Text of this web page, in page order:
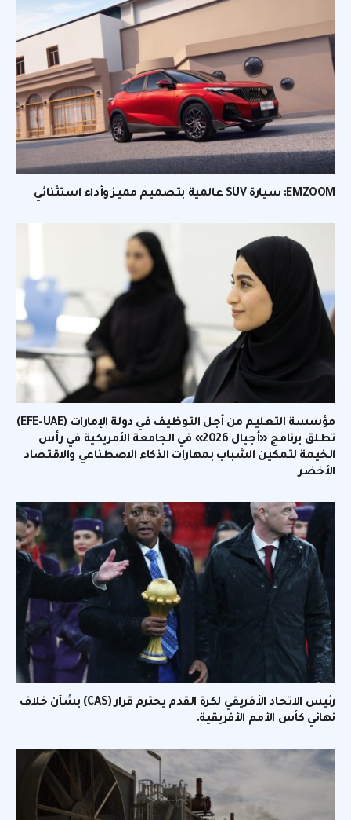
EMZOOM: سيارة SUV عالمية بتصميم مميز وأداء استثنائي
مؤسسة التعليم من أجل التوظيف في دولة الإمارات (EFE-UAE)
تطلق برنامج «أجيال 2026» في الجامعة الأمريكية في رأس
الخيمة لتمكين الشباب بمهارات الذكاء الاصطناعي والاقتصاد
الأخضر
رئيس الاتحاد الأفريقي لكرة القدم يحترم قرار (CAS) بشأن خلاف
نهائي كأس الأمم الأفريقية.